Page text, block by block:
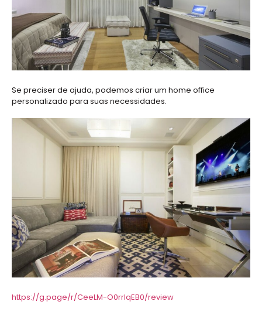
Se preciser de ajuda, podemos criar um home office
personalizado para suas necessidades.
https://g.page/r/CeeLM-O0rrIqEB0/review